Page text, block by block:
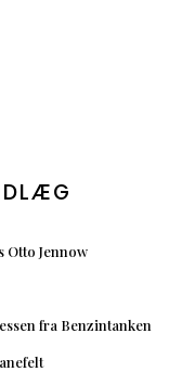
Otto Jennow
fra Benzintanken